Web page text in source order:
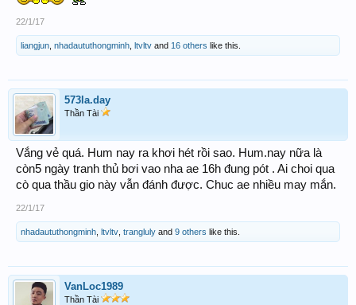
22/1/17
liangjun nhadaututhongminh ltvltv and 16 others like this.
573la.day
Thần Tài
Vắng vẻ quá. Hum nay ra khơi hét rồi sao. Hum.nay nữa là
còn5 ngày tranh thủ bơi vao nha ae 16h đung pót . Ai choi qua
cò qua thầu gio này vẫn đánh được. Chuc ae nhiều may mắn.
22/1/17
nhadaututhongminh ltvltv trangluly and 9 others like this.
VanLoc1989
Thần Tài